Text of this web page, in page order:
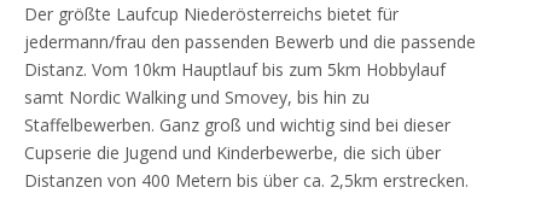
Der größte Laufcup Niederösterreichs bietet für
jedermann/frau den passenden Bewerb und die passende
Distanz. Vom 10km Hauptlauf bis zum 5km Hobbylauf
samt Nordic Walking und Smovey, bis hin zu
Staffelbewerben. Ganz groß und wichtig sind bei dieser
Cupserie die Jugend und Kinderbewerbe, die sich über
Distanzen von 400 Metern bis über ca. 2,5km erstrecken.